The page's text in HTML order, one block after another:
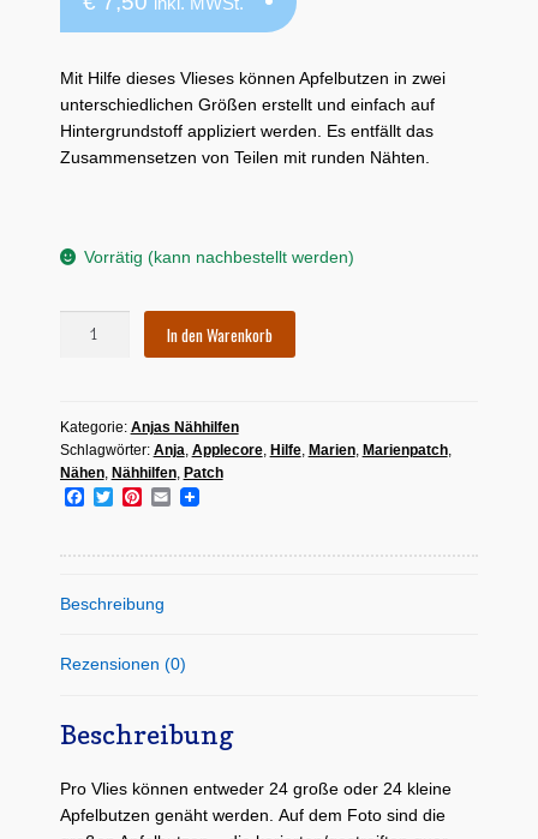
Warenkorb
Mit Hilfe dieses Vlieses können Apfelbutzen in zwei
unterschiedlichen Größen erstellt und einfach auf
Hintergrundstoff appliziert werden. Es entfällt das
Zusammensetzen von Teilen mit runden Nähten.
Vorrätig (kann nachbestellt werden)
In den Warenkorb
Kategorie: Anjas Nähhilfen
Schlagwörter: Anja, Applecore, Hilfe, Marien, Marienpatch,
Nähen, Nähhilfen, Patch
F
e
o
T
t
r
P
t
e
E
i
Beschreibung
Rezensionen (0)
Beschreibung
Pro Vlies können entweder 24 große oder 24 kleine
Apfelbutzen genäht werden. Auf dem Foto sind die